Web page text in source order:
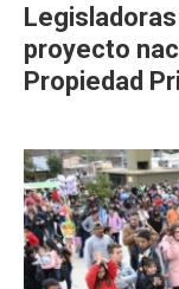
proyecto
Propiedad